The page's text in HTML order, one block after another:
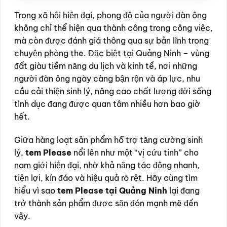
Trong xã hội hiện đại, phong độ của người đàn ông
không chỉ thể hiện qua thành công trong công việc,
mà còn được đánh giá thông qua sự bản lĩnh trong
chuyện phòng the. Đặc biệt tại Quảng Ninh – vùng
đất giàu tiềm năng du lịch và kinh tế, nơi những
người đàn ông ngày càng bận rộn và áp lực, nhu
cầu cải thiện sinh lý, nâng cao chất lượng đời sống
tình dục đang được quan tâm nhiều hơn bao giờ
hết.
Giữa hàng loạt sản phẩm hỗ trợ tăng cường sinh
lý, tem Please nổi lên như một “vị cứu tinh” cho
nam giới hiện đại, nhờ khả năng tác động nhanh,
tiện lợi, kín đáo và hiệu quả rõ rệt. Hãy cùng tìm
hiểu vì sao tem Please tại Quảng Ninh lại đang
trở thành sản phẩm được săn đón mạnh mẽ đến
vậy.